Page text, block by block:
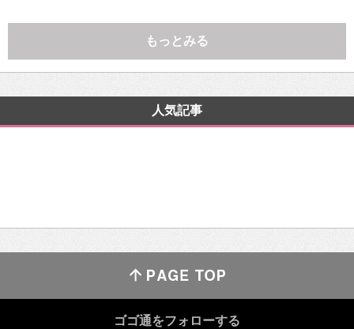
もっとみる
人気記事
ゴゴ通をフォローする